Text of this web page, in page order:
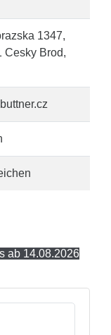
1347,
Cesky Brod,
ab 14.08.2026